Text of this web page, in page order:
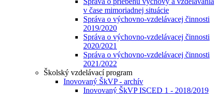
v čase mimoriadnej situácie
Správa o výchovno-vzdelávacej činnosti
2019/2020
Správa o výchovno-vzdelávacej činnosti
2020/2021
Správa o výchovno-vzdelávacej činnosti
2021/2022
Školský vzdelávací program
Inovovaný ŠkVP - archív
Inovovaný ŠkVP ISCED 1 - 2018/2019